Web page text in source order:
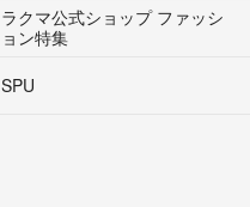
ラクマ公式ショップ ファッシ
ョン特集
SPU